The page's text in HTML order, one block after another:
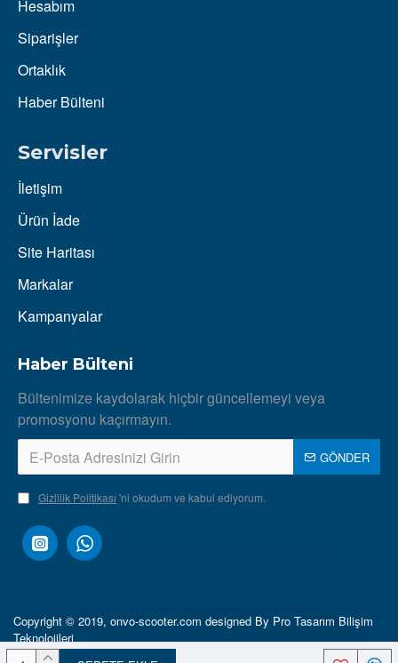
Hesabım
Siparişler
Ortaklık
Haber Bülteni
Servisler
İletişim
Ürün İade
Site Haritası
Markalar
Kampanyalar
Haber Bülteni
Bültenimize kaydolarak hiçbir güncellemeyi veya
promosyonu kaçırmayın.
GÖNDER
Gizlilik Politikası 'ni okudum ve kabul ediyorum.
Copyright © 2019, onvo-scooter.com designed By Pro Tasarım Bilişim
Teknolojileri